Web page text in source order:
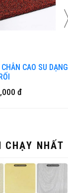
CAO SU DẠNG
đ
CHẠY NHẤT